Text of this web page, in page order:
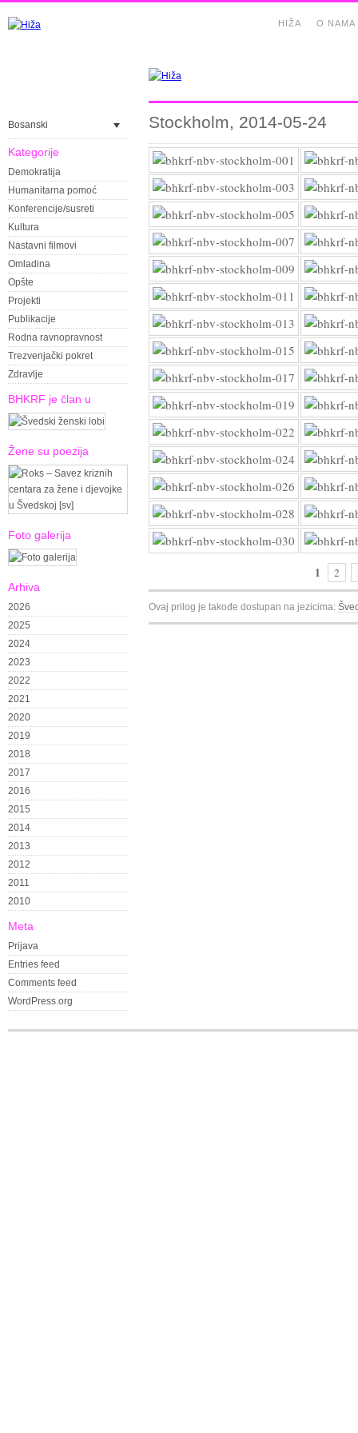
O NAMA
HIŽA
Bosanski
Kategorije
Demokratija
Humanitarna pomoć
Konferencije/susreti
Kultura
Nastavni filmovi
Omladina
Opšte
Projekti
Publikacije
Rodna ravnopravnost
Trezvenjački pokret
Zdravlje
BHKRF je član u
Žene su poezija
Foto galerija
Arhiva
2026
2025
2024
2023
2022
2021
2020
2019
2018
2017
2016
2015
2014
2013
2012
2011
2010
Meta
Prijava
Entries feed
Comments feed
WordPress.org
Stockholm, 2014-05-24
1 2
Ovaj prilog je takođe dostupan na jezicima: